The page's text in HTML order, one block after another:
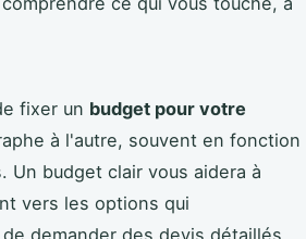
fixer un budget pour votre
à l'autre, souvent en fonction
budget clair vous aidera à
vers les options qui